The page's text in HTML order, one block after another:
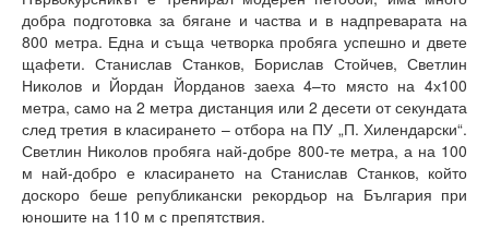
Факултет по изчислителна техника и автоматизация
Машинно-технологичен факултет
Корабостроителен факултет
Добруджански технологичен колеж
Месец на науката 2022
добра подготовка за бягане и частва и в надпреварата на
800 метра. Една и съща четворка пробяга успешно и двете
щафети. Станислав Станков, Борислав Стойчев, Светлин
Николов и Йордан Йорданов заеха 4–то място на 4х100
метра, само на 2 метра дистанция или 2 десети от секундата
след третия в класирането – отбора на ПУ „П. Хилендарски“.
Светлин Николов пробяга най-добре 800-те метра, а на 100
м най-добро е класирането на Станислав Станков, който
доскоро беше републикански рекордьор на България при
юношите на 110 м с препятствия.